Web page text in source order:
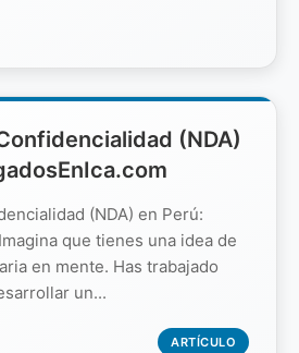
(NDA)
(NDA) en Perú:
que tienes una idea de
en mente. Has trabajado
un...
ARTÍCULO